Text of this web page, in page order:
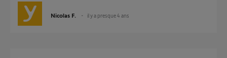
Nicolas F. il y a presque 4 ans